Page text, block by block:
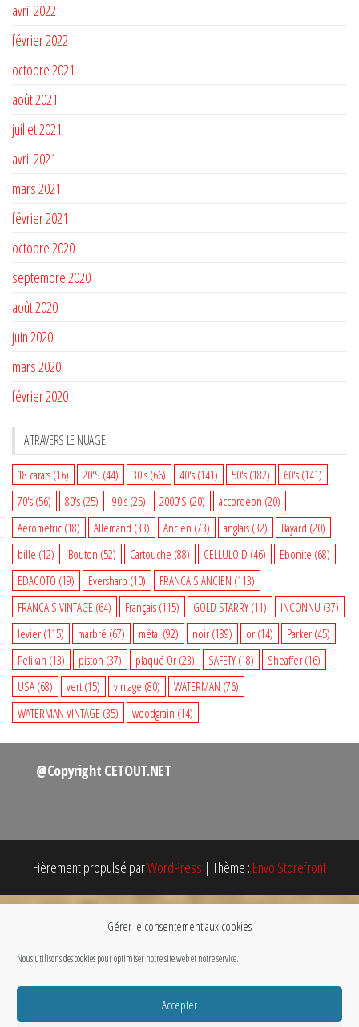
Gérer le consentement aux cookies
Nous utilisons des cookies pour optimiser notre site web et notre service.
Accepter
avril 2022
février 2022
octobre 2021
août 2021
juillet 2021
avril 2021
mars 2021
février 2021
octobre 2020
septembre 2020
août 2020
juin 2020
mars 2020
février 2020
A TRAVERS LE NUAGE
18 carats (16) 20'S (44) 30's (66) 40's (141) 50's (182) 60's (141)
70's (56) 80's (25) 90's (25) 2000'S (20) accordeon (20)
Aerometric (18) Allemand (33) Ancien (73) anglais (32) Bayard (20)
bille (12) Bouton (52) Cartouche (88) CELLULOID (46) Ebonite (68)
EDACOTO (19) Eversharp (10) FRANCAIS ANCIEN (113)
FRANCAIS VINTAGE (64) Français (115) GOLD STARRY (11) INCONNU (37)
levier (115) marbré (67) métal (92) noir (189) or (14) Parker (45)
Pelikan (13) piston (37) plaqué Or (23) SAFETY (18) Sheaffer (16)
USA (68) vert(15) vintage (80) WATERMAN (76)
WATERMAN VINTAGE (35) woodgrain (14)
@Copyright CETOUT.NET
Fièrement propulsé parWordPress | Thème : Envo Storefront